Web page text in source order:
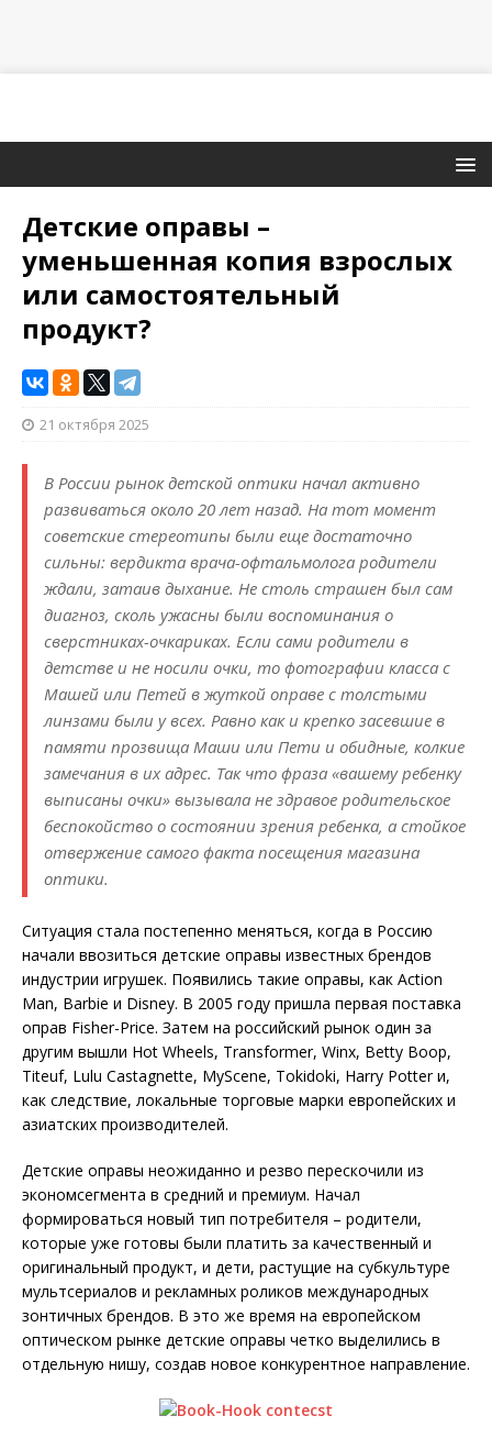
Детские оправы –
уменьшенная копия взрослых
или самостоятельный
продукт?
21 октября 2025
В России рынок детской оптики начал активно
развиваться около 20 лет назад. На тот момент
советские стереотипы были еще достаточно
сильны: вердикта врача-офтальмолога родители
ждали, затаив дыхание. Не столь страшен был сам
диагноз, сколь ужасны были воспоминания о
сверстниках-очкариках. Если сами родители в
детстве и не носили очки, то фотографии класса с
Машей или Петей в жуткой оправе с толстыми
линзами были у всех. Равно как и крепко засевшие в
памяти прозвища Маши или Пети и обидные, колкие
замечания в их адрес. Так что фраза «вашему ребенку
выписаны очки» вызывала не здравое родительское
беспокойство о состоянии зрения ребенка, а стойкое
отвержение самого факта посещения магазина
оптики.
Ситуация стала постепенно меняться, ко­гда в Россию
начали ввозиться детские оправы известных брендов
индустрии игрушек. Появились такие оправы, как Action
Man, Barbie и Disney. В 2005 году пришла первая поставка
оправ Fisher-Price. Затем на российский рынок один за
другим вышли Hot Wheels, Transformer, Winx, Betty Boop,
Titeuf, Lulu Castagnette, MyScene, Tokidoki, Harry Potter и,
как следствие, локальные торговые марки европейских и
азиатских производителей.
Детские оправы неожиданно и резво перескочили из
экономсегмента в средний и премиум. Начал
формироваться новый тип потребителя – родители,
которые уже готовы были платить за качественный и
оригинальный продукт, и дети, растущие на субкультуре
мультсериалов и рекламных роликов международных
зонтичных брендов. В это же время на европейском
оптическом рынке детские оправы четко выделились в
отдельную нишу, создав новое конкурентное направление.